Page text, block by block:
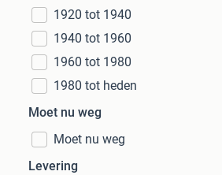
1920 tot 1940
1940 tot 1960
1960 tot 1980
1980 tot heden
Moet nu weg
Moet nu weg
Levering